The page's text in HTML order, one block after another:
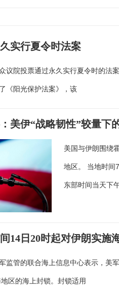
实行夏令时法案
议院投票通过永久实行夏令时的法
《阳光保护法案》，该
美伊“战略韧性”较量下
美国与伊朗围绕
地区。 当地时间
东部时间当天下
14日20时起对伊朗实施
监管的联合海上信息中心表示，美
区的海上封锁。封锁适用